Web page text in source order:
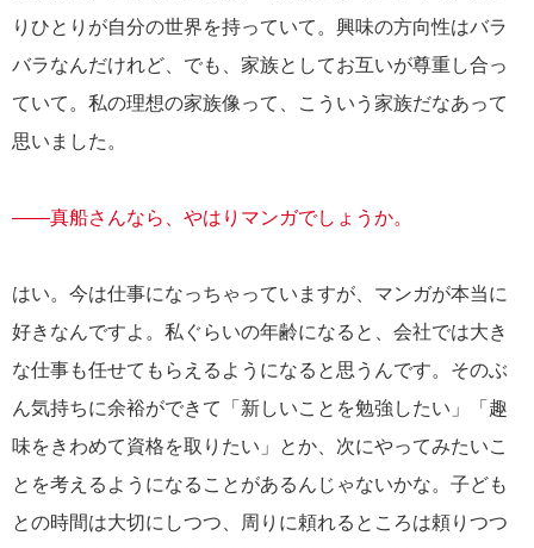
りひとりが自分の世界を持っていて。興味の方向性はバラ
バラなんだけれど、でも、家族としてお互いが尊重し合っ
ていて。私の理想の家族像って、こういう家族だなあって
思いました。
――真船さんなら、やはりマンガでしょうか。
はい。今は仕事になっちゃっていますが、マンガが本当に
好きなんですよ。私ぐらいの年齢になると、会社では大き
な仕事も任せてもらえるようになると思うんです。そのぶ
ん気持ちに余裕ができて「新しいことを勉強したい」「趣
味をきわめて資格を取りたい」とか、次にやってみたいこ
とを考えるようになることがあるんじゃないかな。子ども
との時間は大切にしつつ、周りに頼れるところは頼りつつ